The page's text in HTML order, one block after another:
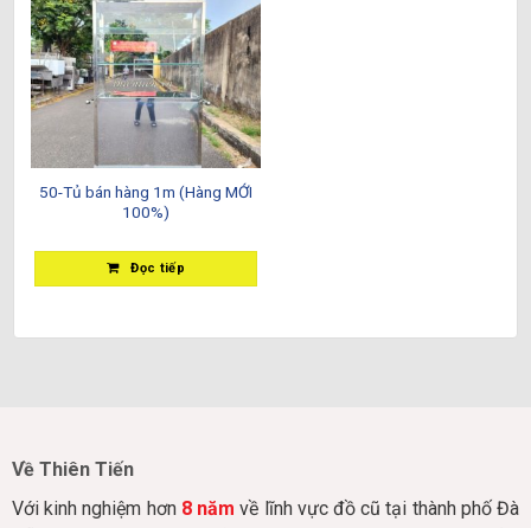
50-Tủ bán hàng 1m (Hàng MỚI
100%)
Đọc tiếp
Về Thiên Tiến
Với kinh nghiệm hơn 8 năm về lĩnh vực đồ cũ tại thành phố Đà